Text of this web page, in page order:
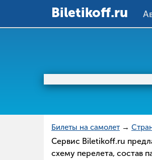
Вiletikoff.ru
Билеты на самолет →
Сервис Biletikoff.ru
схему перелета, состав